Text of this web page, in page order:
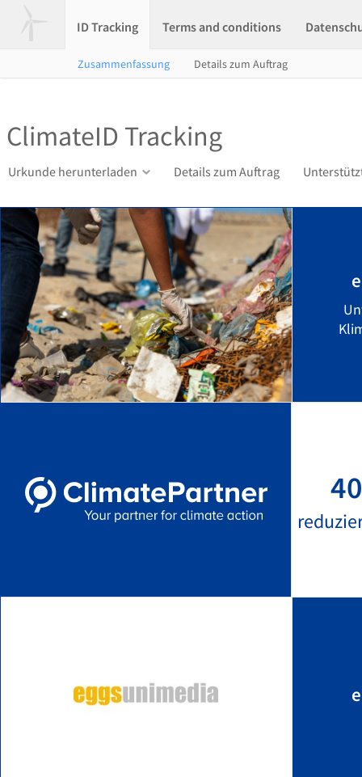
ID Tracking Terms and conditions
Zusammenfassung Details zum Auftrag
ClimateID Tracking
Urkunde herunterladen Details zum Auftrag